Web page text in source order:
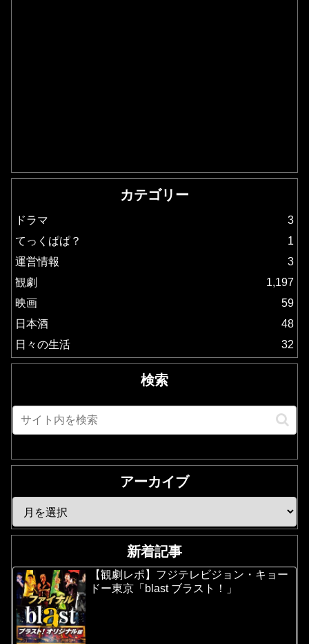
カテゴリー
ドラマ
3
てっくぱぱ？
1
運営情報
3
観劇
1,197
映画
59
日本酒
48
日々の生活
32
検索
アーカイブ
新着記事
【観劇レポ】フジテレビジョン・キョー
ドー東京「blast ブラスト！」